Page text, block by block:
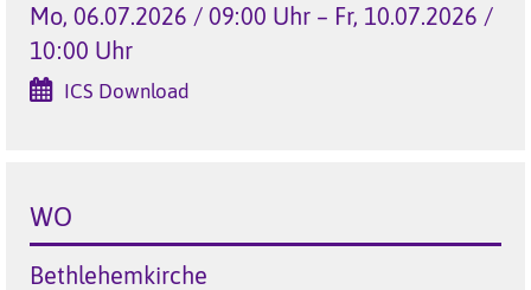
Mo, 06.07.2026 / 09:00 Uhr – Fr, 10.07.2026 /
10:00 Uhr
ICS Download
WO
Bethlehemkirche